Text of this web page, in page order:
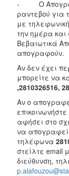
- Ο
ραντεβού για
με
την ημέρα
Βεβαιωτικά
απογραφούν.
Αν δεν έχει
μπορείτε να
,2810326516,
Αν ο
αφήσει στο
να
τηλέφωνα
στείλτε email
διεύθυνση,